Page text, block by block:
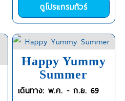
ดูโปรแกรมทัวร์
Happy Yummy
Summer
เดินทาง: พ.ค. - ก.ย. 69